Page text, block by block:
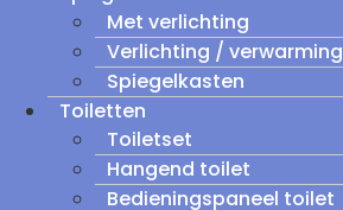
Met verlichting
Verlichting / verwarming
Spiegelkasten
Toiletten
Toiletset
Hangend toilet
Bedieningspaneel toilet